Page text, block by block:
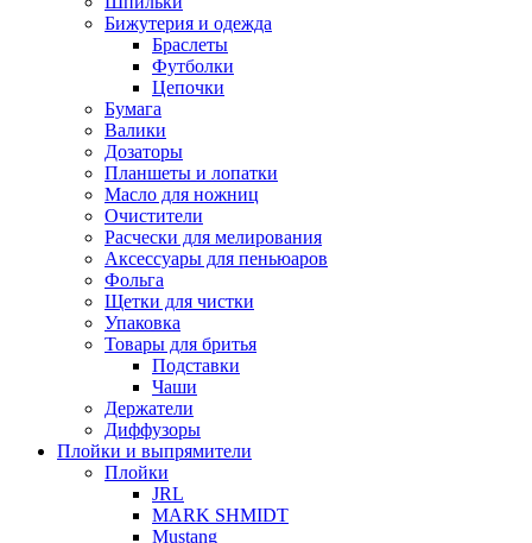
Бижутерия и одежда
Браслеты
Футболки
Цепочки
Бумага
Валики
Дозаторы
Планшеты и лопатки
Масло для ножниц
Очистители
Расчески для мелирования
Аксессуары для пеньюаров
Фольга
Щетки для чистки
Упаковка
Товары для бритья
Подставки
Чаши
Держатели
Диффузоры
Плойки и выпрямители
Плойки
JRL
MARK SHMIDT
Mustang